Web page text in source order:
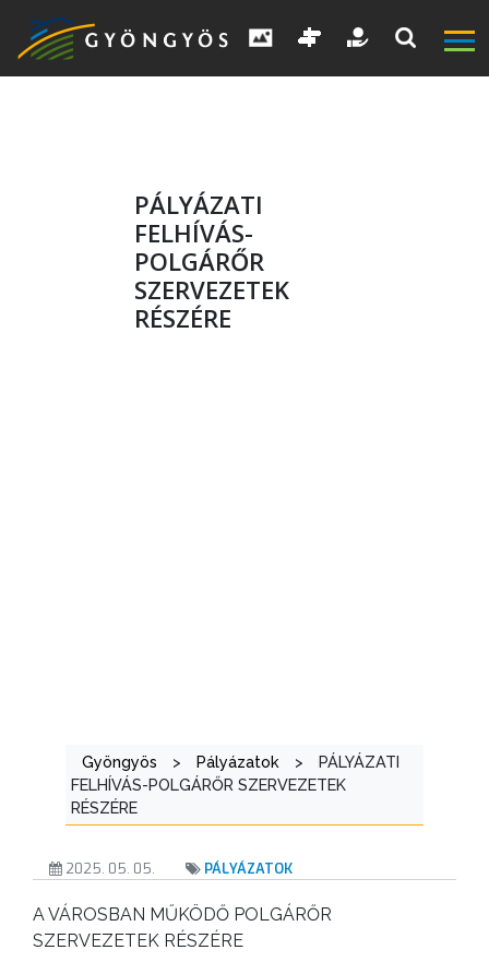
KIEMELT
LÁTVÁNYOSSÁGOK
VÁROS
ÉRTÉKTÁRA
PÁLYÁZATI
FELHÍVÁS-
POLGÁRŐR
SZERVEZETEK
RÉSZÉRE
Gyöngyös > Pályázatok >
PÁLYÁZATI
FELHÍVÁS-POLGÁRŐR SZERVEZETEK
RÉSZÉRE
2025. 05. 05. PÁLYÁZATOK
A VÁROSBAN MŰKÖDŐ POLGÁRŐR
SZERVEZETEK RÉSZÉRE